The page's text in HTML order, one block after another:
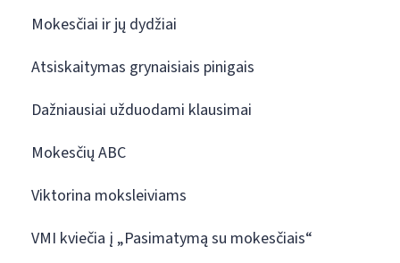
Mokesčiai ir jų dydžiai
Atsiskaitymas grynaisiais pinigais
Dažniausiai užduodami klausimai
Mokesčių ABC
Viktorina moksleiviams
VMI kviečia į „Pasimatymą su mokesčiais“